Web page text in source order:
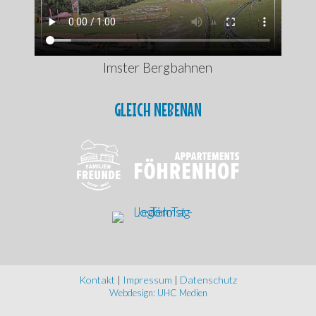
Imster Bergbahnen
GLEICH NEBENAN
Kontakt | Impressum | Datenschutz
Webdesign: UHC Medien